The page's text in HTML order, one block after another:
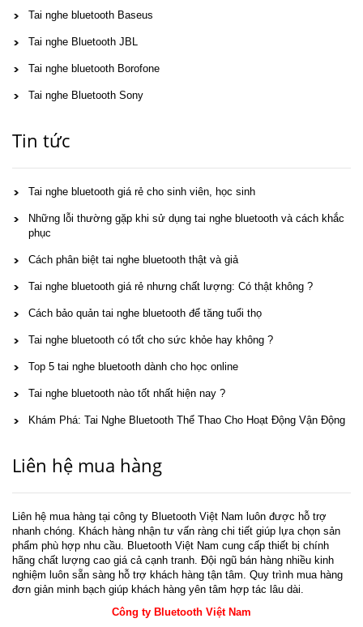
Tai nghe bluetooth Baseus
Tai nghe Bluetooth JBL
Tai nghe bluetooth Borofone
Tai nghe Bluetooth Sony
Tin tức
Tai nghe bluetooth giá rẻ cho sinh viên, học sinh
Những lỗi thường gặp khi sử dụng tai nghe bluetooth và cách khắc
phục
Cách phân biệt tai nghe bluetooth thật và giả
Tai nghe bluetooth giá rẻ nhưng chất lượng: Có thật không ?
Cách bảo quản tai nghe bluetooth để tăng tuổi thọ
Tai nghe bluetooth có tốt cho sức khỏe hay không ?
Top 5 tai nghe bluetooth dành cho học online
Tai nghe bluetooth nào tốt nhất hiện nay ?
Khám Phá: Tai Nghe Bluetooth Thể Thao Cho Hoạt Động Vận Động
Liên hệ mua hàng
Liên hệ mua hàng tại công ty Bluetooth Việt Nam luôn được hỗ trợ
nhanh chóng. Khách hàng nhận tư vấn ràng chi tiết giúp lựa chọn sản
phẩm phù hợp nhu cầu. Bluetooth Việt Nam cung cấp thiết bị chính
hãng chất lượng cao giá cả cạnh tranh. Đội ngũ bán hàng nhiều kinh
nghiệm luôn sẵn sàng hỗ trợ khách hàng tận tâm. Quy trình mua hàng
đơn giản minh bạch giúp khách hàng yên tâm hợp tác lâu dài.
Công ty Bluetooth Việt Nam